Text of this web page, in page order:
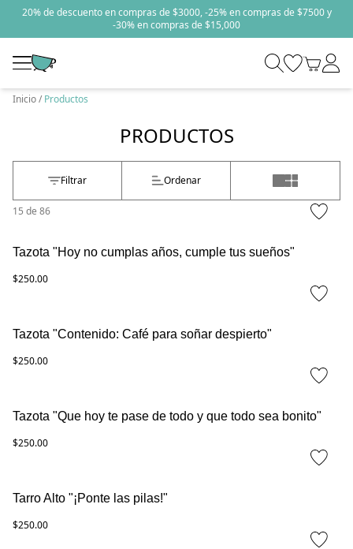
20% de descuento en compras de $3000, -25% en compras de $7500 y
-30% en compras de $15,000
Inicio Productos
PRODUCTOS
Filtrar Ordenar
15 de 86
Tazota "Hoy no cumplas años, cumple tus sueños"
$250.00
Tazota "Contenido: Café para soñar despierto"
$250.00
Tazota "Que hoy te pase de todo y que todo sea bonito"
$250.00
Tarro Alto "¡Ponte las pilas!"
$250.00